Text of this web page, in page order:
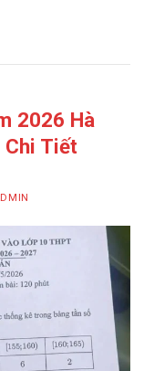
2026 Hà
Chi Tiết